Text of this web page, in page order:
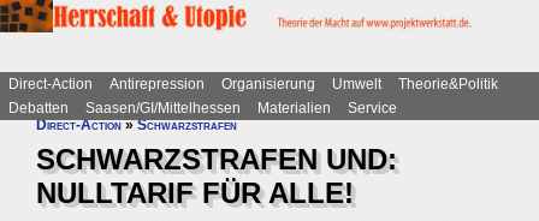
Direct-Action Antirepression Organisierung Umwelt
Theorie&Politik
Debatten
Saasen/GI/Mittelhessen Materialien
Service
Direct-Action»Schwarzstrafen
SCHWARZSTRAFEN UND:
NULLTARIF FÜR ALLE!